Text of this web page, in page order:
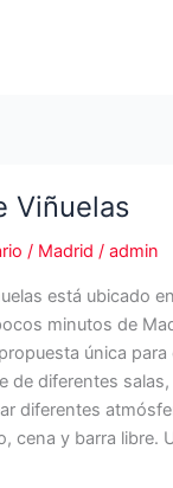
Viñuelas
/ Madrid /admin
está ubicado
minutos de
única
de diferentes
diferentes
cena y barra libre.